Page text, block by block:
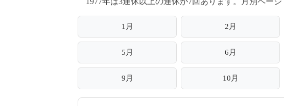
1月 2月
5月 6月
9月 10月